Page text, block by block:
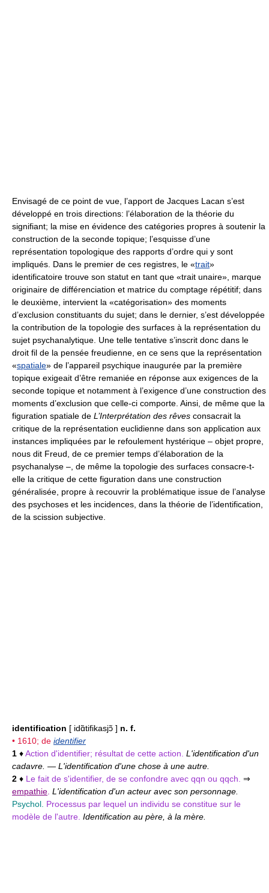
Envisagé de ce point de vue, l’apport de Jacques Lacan s’est
développé en trois directions: l’élaboration de la théorie du
signifiant; la mise en évidence des catégories propres à soutenir la
construction de la seconde topique; l’esquisse d’une
représentation topologique des rapports d’ordre qui y sont
impliqués. Dans le premier de ces registres, le «trait»
identificatoire trouve son statut en tant que «trait unaire», marque
originaire de différenciation et matrice du comptage répétitif; dans
le deuxième, intervient la «catégorisation» des moments
d’exclusion constituants du sujet; dans le dernier, s’est développée
la contribution de la topologie des surfaces à la représentation du
sujet psychanalytique. Une telle tentative s’inscrit donc dans le
droit fil de la pensée freudienne, en ce sens que la représentation
«spatiale» de l’appareil psychique inaugurée par la première
topique exigeait d’être remaniée en réponse aux exigences de la
seconde topique et notamment à l’exigence d’une construction des
moments d’exclusion que celle-ci comporte. Ainsi, de même que la
figuration spatiale de L’Interprétation des rêves consacrait la
critique de la représentation euclidienne dans son application aux
instances impliquées par le refoulement hystérique – objet propre,
nous dit Freud, de ce premier temps d’élaboration de la
psychanalyse –, de même la topologie des surfaces consacre-t-
elle la critique de cette figuration dans une construction
généralisée, propre à recouvrir la problématique issue de l’analyse
des psychoses et les incidences, dans la théorie de l’identification,
de la scission subjective.
identification [ idɑ̃tifikasjɔ̃ ] n. f.
• 1610; de identifier
1 ♦Action d'identifier; résultat de cette action. L'identification d'un
cadavre. — L'identification d'une chose à une autre.
2 ♦ Le fait de s'identifier, de se confondre avec qqn ou qqch. ⇒
empathie L'identification d'un acteur avec son personnage.
Psychol. Processus par lequel un individu se constitue sur le
modèle de l'autre. Identification au père, à la mère.